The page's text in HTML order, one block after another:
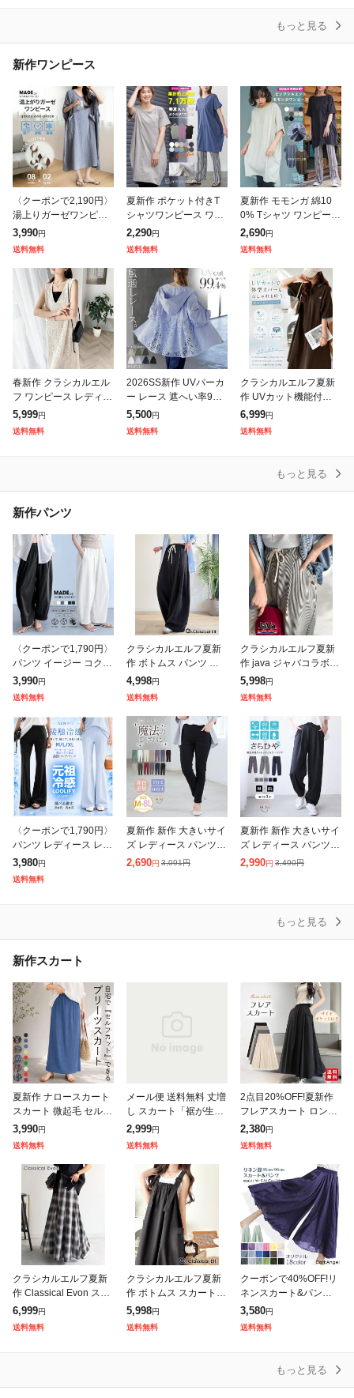
もっと見る
新作ワンピース
〈クーポンで2,190円〉
湯上りガーゼワンピー
ス ガーゼ ワンピース
湯上りワンピ タオルワ
ンピ ガーゼ ルームワン
ピース 綿1
3,990円
送料無料
夏新作 ポケット付きT
シャツワンピース ワン
ピース レディース カッ
トソー 半袖 無地 クル
ー ロング丈 レディース
春夏ミリア
2,290円
送料無料
夏新作 モモンガ 綿10
0% Tシャツ ワンピース
半袖 クルーネック チュ
ニック カットソー M L
レディース 春 ミリアン
2,690円
送料無料
春新作 クラシカルエル
フ ワンピース レディー
ス 前後 2way レトロ レ
ース ジャンパースカー
ト 大きいサイズ ゆった
5,999円
送料無料
2026SS新作 UVパーカ
ー レース 遮へい率99.
4% レディース 接触冷
感 一部8月下旬入荷 ア
ウター 涼しい UVカッ
5,500円
送料無料
クラシカルエルフ夏新
作 UVカット機能付き
ワンピース 半袖 レディ
ース 体型カバー オーバ
ーサイズ ワッフル ポロ
6,999円
送料無料
もっと見る
新作パンツ
〈クーポンで1,790円〉
パンツ イージー コクー
ンパンツ レディース ボ
トム 速乾 UVカット パ
ンツ カーブパンツ ワイ
ドパ
3,990円
送料無料
クラシカルエルフ夏新
作 ボトムス パンツ レ
ディース カーブパンツ
ワイドパンツ サッカー
素材 涼やか リラックス
ストレスフリ
4,998円
送料無料
クラシカルエルフ夏新
作 java ジャバコラボ ボ
トムス パンツ レディー
ス ヒッコリータック デ
ザイン ボリュームパン
ツ ス
5,998円
送料無料
〈クーポンで1,790円〉
パンツ レディース レギ
ンス レギパン 美脚 脚
長効果 フレア フレアパ
ンツ レギンスパンツ 細
3,980円
送料無料
夏新作 新作 大きいサイ
ズ レディース パンツ |
新色追加!! のび〜る ス
2,690円 3,091円
夏新作 新作 大きいサイ
ズ レディース パンツ |
<撥水加工でストレスフ
2,990円 3,490円
もっと見る
新作スカート
夏新作 ナロースカート
スカート 微起毛 セルフ
カット プリーツ ロング
丈 タイト ウエストゴム
レディース [郵3]^b488
3,990円
送料無料
メール便 送料無料 丈増
し スカート「裾が生ま
れ変わる」 シフォン ペ
チコート ペチスカート
ペチコートスカート ロ
ングスカート
2,999円
送料無料
2点目20%OFF!夏新作
フレアスカート ロング
スカート ミモレスカー
ト レディース 裏地なし
ハイウエスト ウエスト
ゴム 着
2,380円
送料無料
クラシカルエルフ夏新
作 Classical Evon スカ
ート ロング マキシ丈
ボトムス レディース オ
ンブレチェック マーメ
6,999円
送料無料
クラシカルエルフ夏新
作 ボトムス スカート
レディース 着回し自在
リネンライク素材 胸元
ギャザー ポケット Aラ
5,998円
送料無料
クーポンで40%OFF!リ
ネンスカート&パンツ
フレアスカート ワイド
パンツ ラップパンツ ラ
ップスカート レディー
3,580円
送料無料
もっと見る